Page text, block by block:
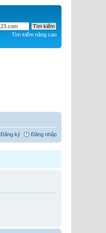
Tìm kiếm nâng cao
Đăng ký Đăng nhập